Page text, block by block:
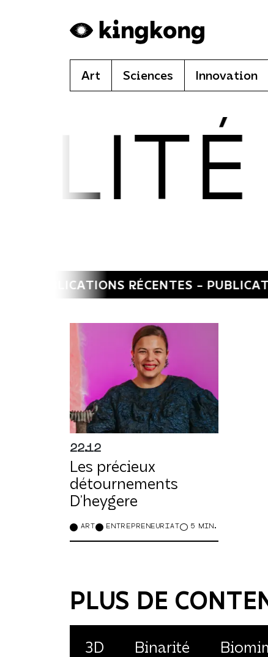
Skip to main content
Art Sciences Innovation
·
RÉCENTES -PUBLICATIONS
22.12
Les précieux
détournements
D’heygere
ART ENTREPRENEURIAT 5 MIN.
PLUS DE
3D Binarité